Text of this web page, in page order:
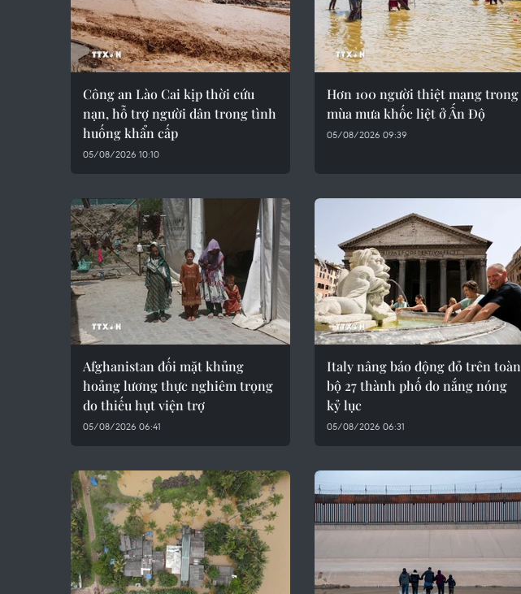
Công an Lào Cai kịp thời cứu
nạn, hỗ trợ người dân trong tình
huống khẩn cấp
05/08/2026 10:10
Hơn 100 người thiệt mạng trong
mùa mưa khốc liệt ở Ấn Độ
05/08/2026 09:39
Afghanistan đối mặt khủng
hoảng lương thực nghiêm trọng
do thiếu hụt viện trợ
05/08/2026 06:41
Italy nâng báo động đỏ trên toàn
bộ 27 thành phố do nắng nóng
kỷ lục
05/08/2026 06:31